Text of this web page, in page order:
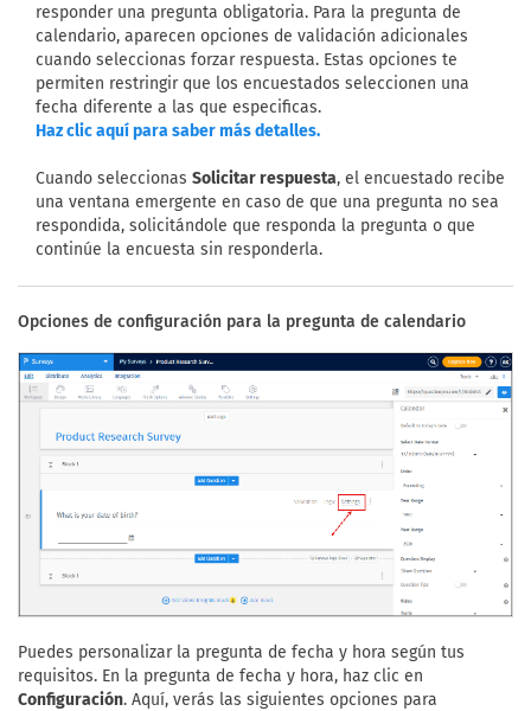
responder una pregunta obligatoria. Para la pregunta de
calendario, aparecen opciones de validación adicionales
cuando seleccionas forzar respuesta. Estas opciones te
permiten restringir que los encuestados seleccionen una
fecha diferente a las que especificas.
Haz clic aquí para saber más detalles.
Cuando seleccionas Solicitar respuesta, el encuestado recibe
una ventana emergente en caso de que una pregunta no sea
respondida, solicitándole que responda la pregunta o que
continúe la encuesta sin responderla.
Opciones de configuración para la pregunta de calendario
Puedes personalizar la pregunta de fecha y hora según tus
requisitos. En la pregunta de fecha y hora, haz clic en
Configuración. Aquí, verás las siguientes opciones para